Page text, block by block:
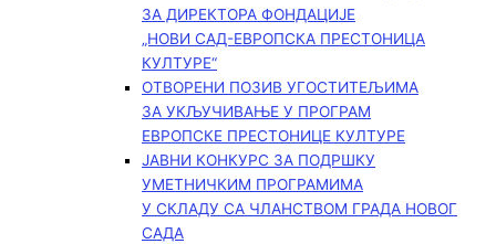
ЗА ДИРЕКТОРА ФОНДАЦИЈЕ
„НОВИ САД-ЕВРОПСКА ПРЕСТОНИЦА
КУЛТУРЕ“
ОТВОРЕНИ ПОЗИВ УГОСТИТЕЉИМА
ЗА УКЉУЧИВАЊЕ У ПРОГРАМ
ЕВРОПСКЕ ПРЕСТОНИЦЕ КУЛТУРЕ
ЈАВНИ КОНКУРС ЗА ПОДРШКУ
УМЕТНИЧКИМ ПРОГРАМИМА
У СКЛАДУ СА ЧЛАНСТВОМ ГРАДА НОВОГ
САДА